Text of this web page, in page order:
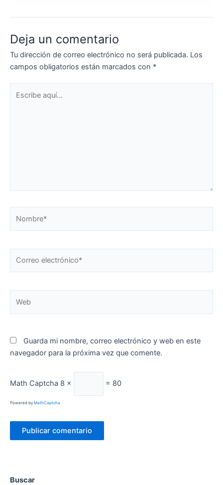
Deja un comentario
Tu dirección de correo electrónico no será publicada. Los
campos obligatorios están marcados con *
Guarda mi nombre, correo electrónico y web en este
navegador para la próxima vez que comente.
Math Captcha 8 × = 80
Powered by MathCaptcha
Buscar